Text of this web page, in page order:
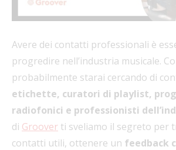
Avere dei contatti professionali è
progredire nell’industria musicale.
probabilmente starai cercando di
etichette, curatori di playlist,
radiofonici e professionisti
di Groover ti sveliamo il segreto per
contatti utili, ottenere un feedback